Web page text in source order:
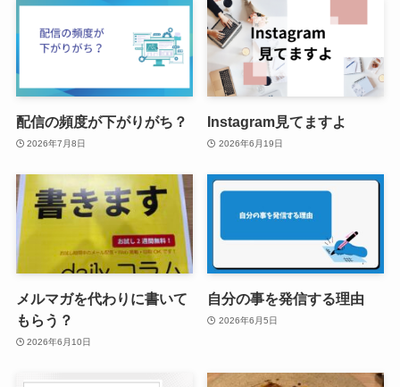
配信の頻度が下がりがち？
2026年7月8日
Instagram見てますよ
2026年6月19日
メルマガを代わりに書いて
もらう？
2026年6月10日
自分の事を発信する理由
2026年6月5日